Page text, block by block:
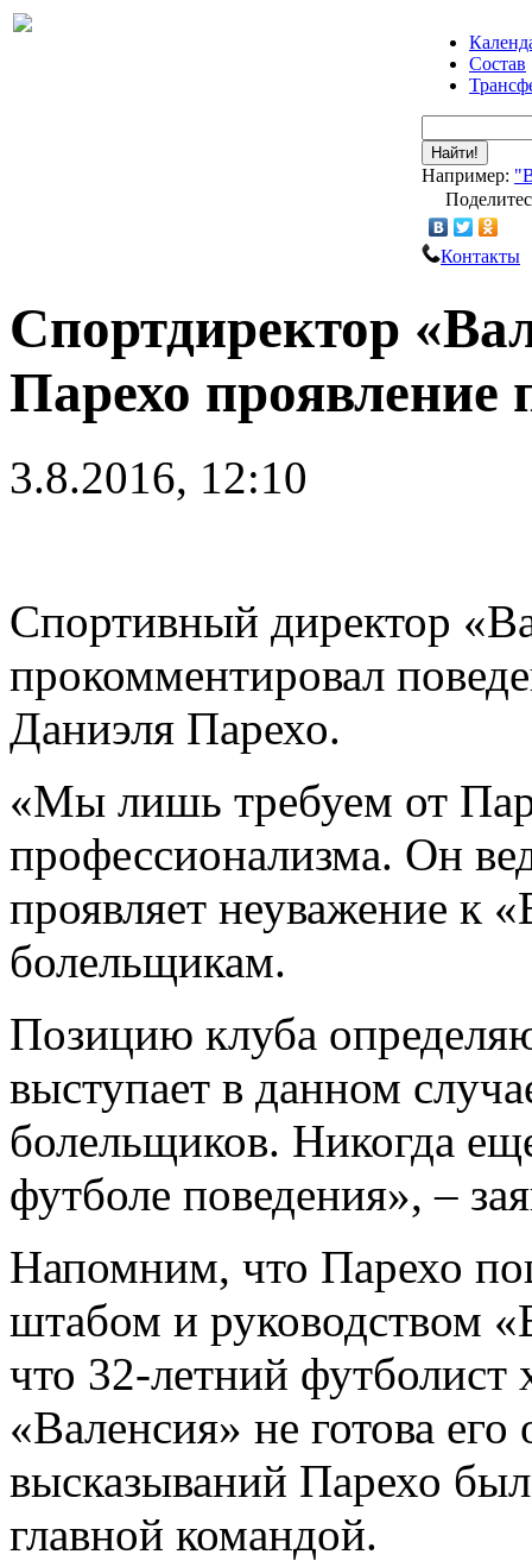
Состав
Найти!
Например:
Контакты
Спортдиректор
Парехо проявление
3.8.2016, 12:10
Спортивный директор
прокомментировал
Даниэля Парехо.
«Мы лишь требуем от
профессионализма. Он
проявляет неуважение к
болельщикам.
Позицию клуба
выступает в данном
болельщиков. Никогда
футболе поведения», –
Напомним, что Парехо
штабом и руководством
что 32-летний
«Валенсия» не готова его
высказываний Парехо
главной командой.